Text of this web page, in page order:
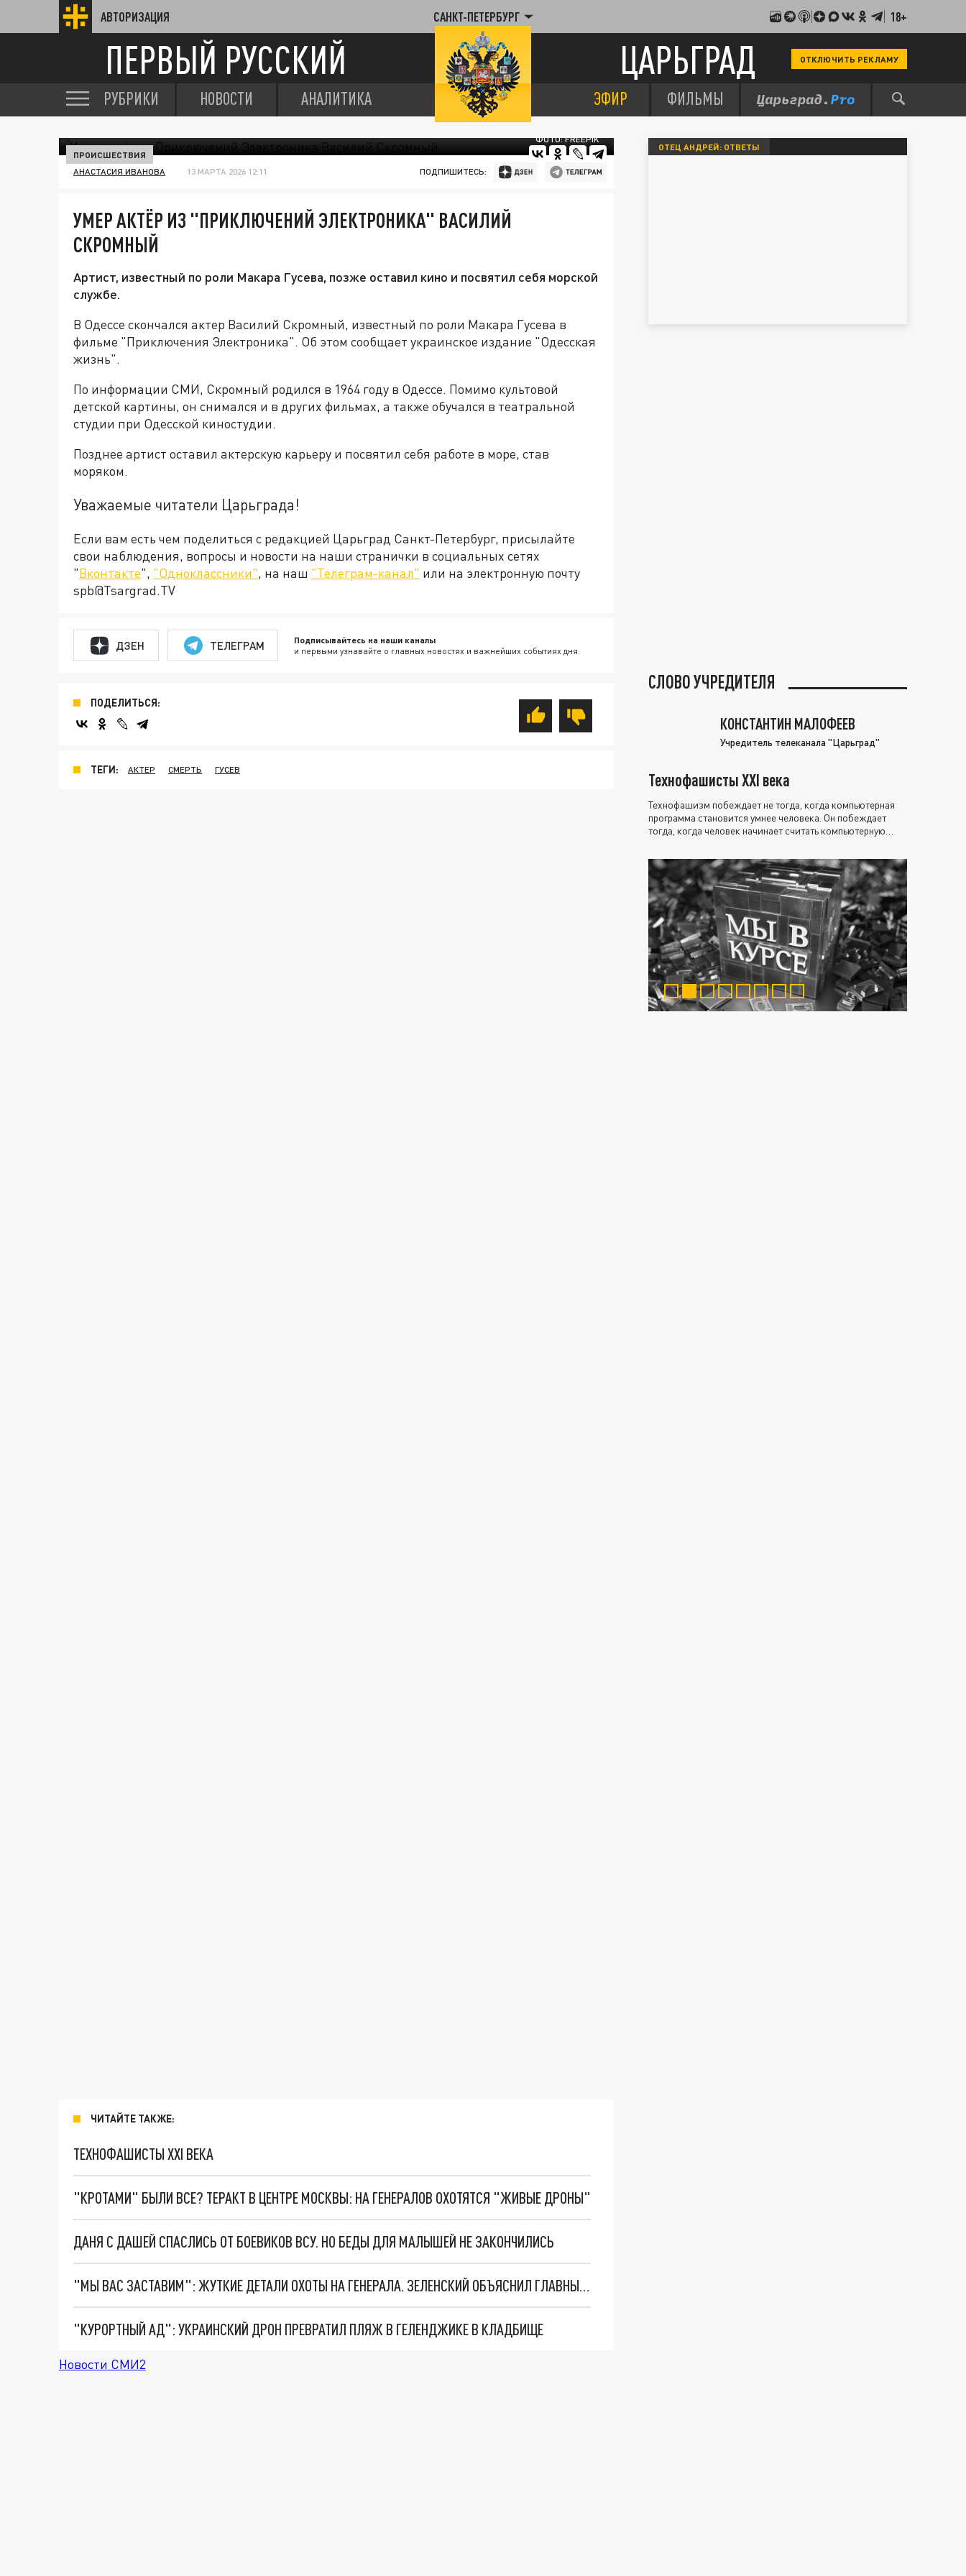
АВТОРИЗАЦИЯ САНКТ-ПЕТЕРБУРГ 18+
ПЕРВЫЙ РУССКИЙ ЦАРЬГРАД ОТКЛЮЧИТЬ РЕКЛАМУ
РУБРИКИ НОВОСТИ АНАЛИТИКА ЭФИР ФИЛЬМЫ
ФОТО: FREEPIK
ПРОИСШЕСТВИЯ
АНАСТАСИЯ ИВАНОВА 13 МАРТА 2026 12:11 ПОДПИШИТЕСЬ:
УМЕР АКТЁР ИЗ "ПРИКЛЮЧЕНИЙ ЭЛЕКТРОНИКА" ВАСИЛИЙ
СКРОМНЫЙ
Артист, известный по роли Макара Гусева, позже оставил кино и посвятил себя морской
службе.
В Одессе скончался актер Василий Скромный, известный по роли Макара Гусева в
фильме "Приключения Электроника". Об этом сообщает украинское издание "Одесская
жизнь".
По информации СМИ, Скромный родился в 1964 году в Одессе. Помимо культовой
детской картины, он снимался и в других фильмах, а также обучался в театральной
студии при Одесской киностудии.
Позднее артист оставил актерскую карьеру и посвятил себя работе в море, став
моряком.
Уважаемые читатели Царьграда!
Если вам есть чем поделиться с редакцией Царьград Санкт-Петербург, присылайте
свои наблюдения, вопросы и новости на наши странички в социальных сетях
"Вконтакте", "Одноклассники", на наш "Телеграм-канал" или на электронную почту
spb@Tsargrad.TV
ДЗЕН ТЕЛЕГРАМ Подписывайтесь на наши каналы
и первыми узнавайте о главных новостях и важнейших событиях дня.
ПОДЕЛИТЬСЯ:
ТЕГИ: АКТЕР СМЕРТЬ ГУСЕВ
ЧИТАЙТЕ ТАКЖЕ:
ТЕХНОФАШИСТЫ XXI ВЕКА
"КРОТАМИ" БЫЛИ ВСЕ? ТЕРАКТ В ЦЕНТРЕ МОСКВЫ: НА ГЕНЕРАЛОВ ОХОТЯТСЯ "ЖИВЫЕ ДРОНЫ"
ДАНЯ С ДАШЕЙ СПАСЛИСЬ ОТ БОЕВИКОВ ВСУ. НО БЕДЫ ДЛЯ МАЛЫШЕЙ НЕ ЗАКОНЧИЛИСЬ
"МЫ ВАС ЗАСТАВИМ": ЖУТКИЕ ДЕТАЛИ ОХОТЫ НА ГЕНЕРАЛА. ЗЕЛЕНСКИЙ ОБЪЯСНИЛ ГЛАВНЫЙ СМЫСЛ ТЕРАКТА В ЦЕНТРЕ МОСКВЫ
"КУРОРТНЫЙ АД": УКРАИНСКИЙ ДРОН ПРЕВРАТИЛ ПЛЯЖ В ГЕЛЕНДЖИКЕ В КЛАДБИЩЕ
Новости СМИ2
ОТЕЦ АНДРЕЙ: ОТВЕТЫ
СЛОВО УЧРЕДИТЕЛЯ
КОНСТАНТИН МАЛОФЕЕВ
Учредитель телеканала "Царьград"
Технофашисты XXI века
Технофашизм побеждает не тогда, когда компьютерная
программа становится умнее человека. Он побеждает
тогда, когда человек начинает считать компьютерную